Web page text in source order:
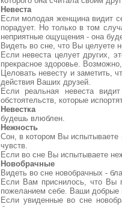
Невеста
Если молодая женщина видит
порадует. Но только в том
неприятные ощущения - она
Видеть во сне, что Вы целуете
Если невеста целует других,
прекрасное здоровье.
Целовать невесту и заметить,
действия Ваших друзей.
Если реальная невеста
обстоятельств, которые
Невестка
будешь влюблен.
Нежность
Сон, в котором Вы испытываете
чувств.
Если во сне Вы испытываете
Новобрачные
Видеть во сне новобрачных -
Если Вам приснилось, что Вы
пожеланием себе. Ваши
Если увиденные во сне